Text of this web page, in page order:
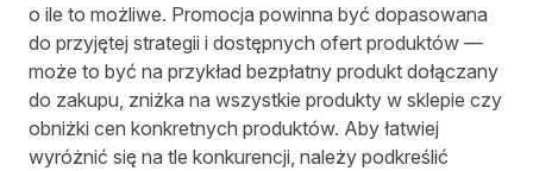
o ile to możliwe. Promocja powinna być dopasowana
do przyjętej strategii i dostępnych ofert produktów —
może to być na przykład bezpłatny produkt dołączany
do zakupu, zniżka na wszystkie produkty w sklepie czy
obniżki cen konkretnych produktów. Aby łatwiej
wyróżnić się na tle konkurencji, należy podkreślić